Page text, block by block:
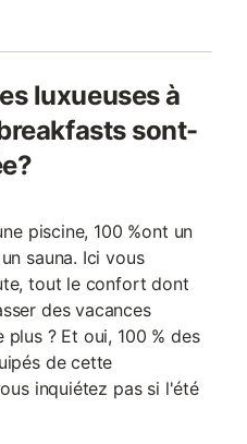
luxueuses à
sont-
piscine, 100 %ont un
sauna. Ici vous
tout le confort dont
des vacances
plus ? Et oui, 100 % des
de cette
inquiétez pas si l'été